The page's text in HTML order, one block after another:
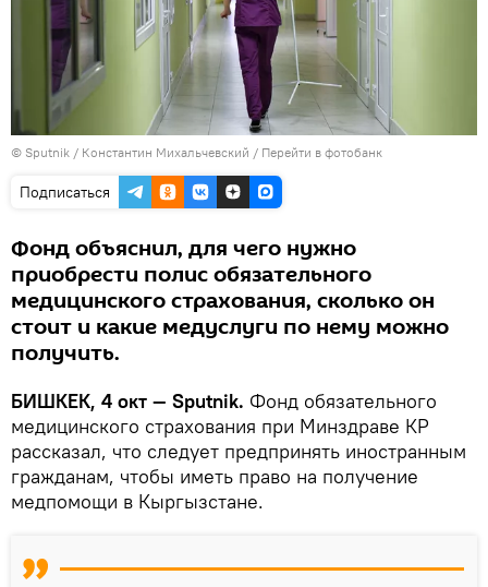
© Sputnik / Константин Михальчевский / Перейти в фотобанк
Подписаться
Фонд объяснил, для чего нужно
приобрести полис обязательного
медицинского страхования, сколько он
стоит и какие медуслуги по нему можно
получить.
БИШКЕК, 4 окт — Sputnik. Фонд обязательного
медицинского страхования при Минздраве КР
рассказал, что следует предпринять иностранным
гражданам, чтобы иметь право на получение
медпомощи в Кыргызстане.